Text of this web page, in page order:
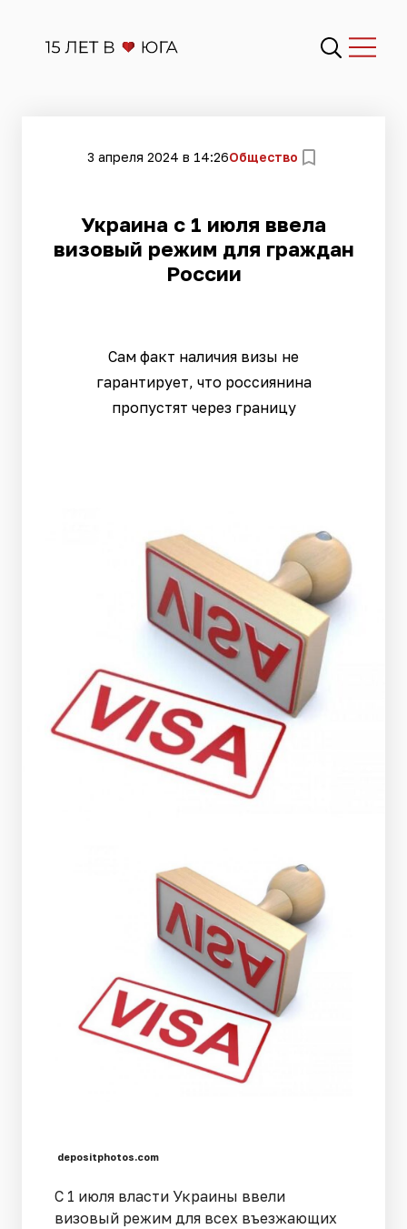
3 апреля 2024 в 14:26Общество
Украина с 1 июля ввела
визовый режим для граждан
России
Сам факт наличия визы не
гарантирует, что россиянина
пропустят через границу
depositphotos.com
С 1 июля власти Украины ввели
визовый режим для всех въезжающих